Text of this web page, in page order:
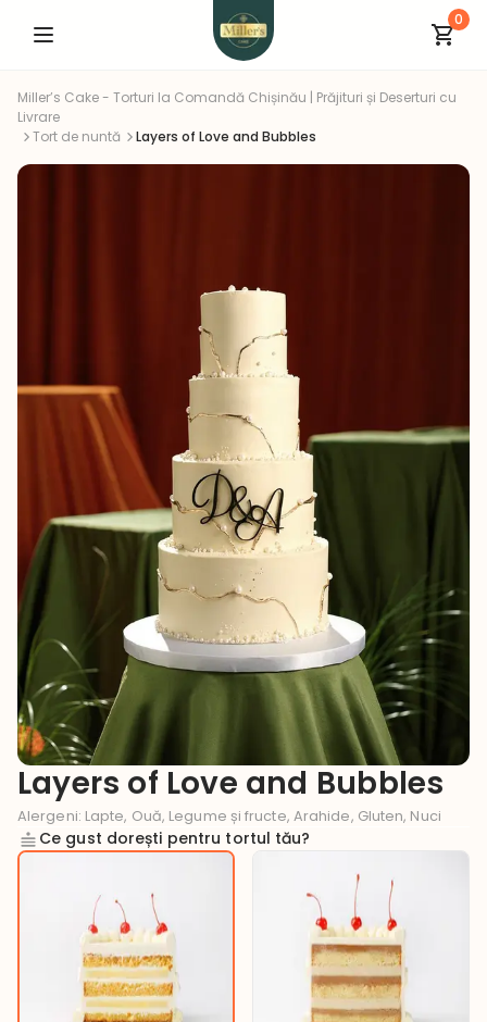
0
Miller’s Cake - Torturi la Comandă Chișinău | Prăjituri și Deserturi cu
Livrare
Tort de nuntă
Layers of Love and Bubbles
Layers of Love and Bubbles
Alergeni: Lapte, Ouă, Legume și fructe, Arahide, Gluten, Nuci
Ce gust dorești pentru tortul tău?